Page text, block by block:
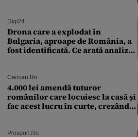
Digi24
Drona care a explodat în
Bulgaria, aproape de România, a
fost identificată. Ce arată analiza
Cancan.ro
4.000 lei amendă tuturor
românilor care locuiesc la casă și
fac acest lucru în curte, crezând
Prosport.ro